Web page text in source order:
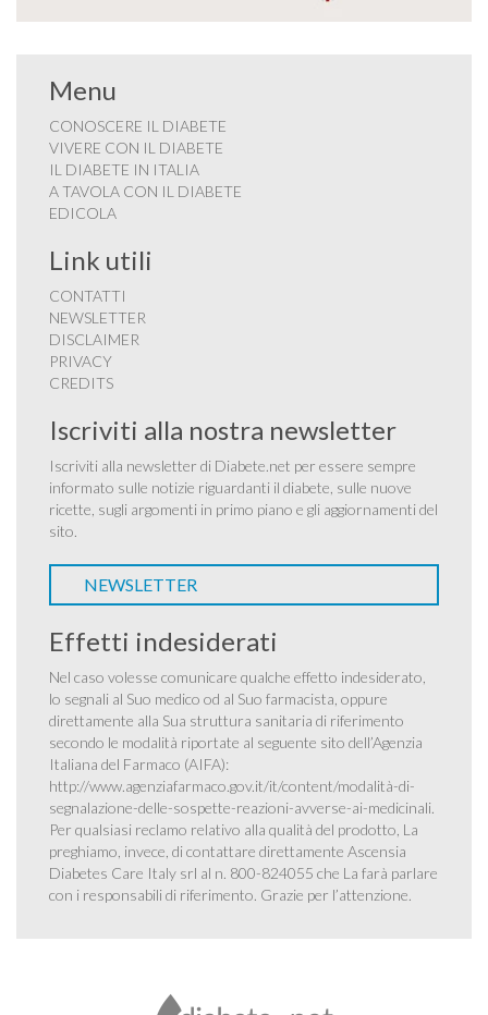
Menu
CONOSCERE IL DIABETE
VIVERE CON IL DIABETE
IL DIABETE IN ITALIA
A TAVOLA CON IL DIABETE
EDICOLA
Link utili
CONTATTI
NEWSLETTER
DISCLAIMER
PRIVACY
CREDITS
Iscriviti alla nostra newsletter
Iscriviti alla newsletter di Diabete.net per essere sempre
informato sulle notizie riguardanti il diabete, sulle nuove
ricette, sugli argomenti in primo piano e gli aggiornamenti del
sito.
NEWSLETTER
Effetti indesiderati
Nel caso volesse comunicare qualche effetto indesiderato,
lo segnali al Suo medico od al Suo farmacista, oppure
direttamente alla Sua struttura sanitaria di riferimento
secondo le modalità riportate al seguente sito dell’Agenzia
Italiana del Farmaco (AIFA):
http://www.agenziafarmaco.gov.it/it/content/modalità-di-
segnalazione-delle-sospette-reazioni-avverse-ai-medicinali.
Per qualsiasi reclamo relativo alla qualità del prodotto, La
preghiamo, invece, di contattare direttamente Ascensia
Diabetes Care Italy srl al n. 800-824055 che La farà parlare
con i responsabili di riferimento. Grazie per l’attenzione.